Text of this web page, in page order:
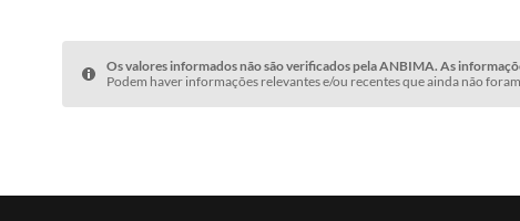
Os valores informados não são verificados pela ANBIMA. As
Podem haver informações relevantes e/ou recentes que ainda não